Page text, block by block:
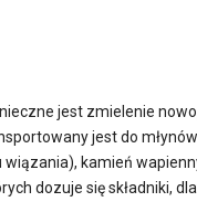
jest zmielenie
jest do
kamień
dozuje się składniki,